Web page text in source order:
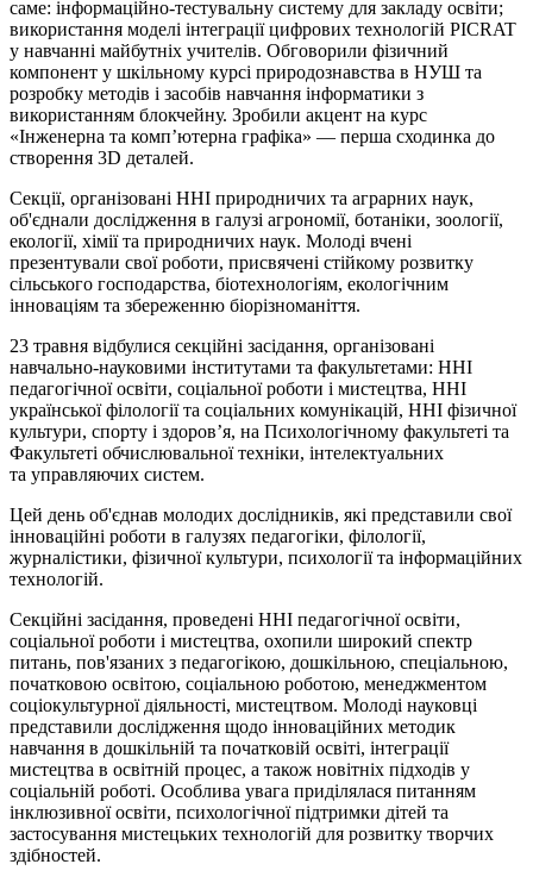
саме: інформаційно-тестувальну систему для закладу освіти;
використання моделі інтеграції цифрових технологій PICRAT
у навчанні майбутніх учителів. Обговорили фізичний
компонент у шкільному курсі природознавства в НУШ та
розробку методів і засобів навчання інформатики з
використанням блокчейну. Зробили акцент на курс
«Інженерна та комп’ютерна графіка» — перша сходинка до
створення 3D деталей.
Секції, організовані ННІ природничих та аграрних наук,
об'єднали дослідження в галузі агрономії, ботаніки, зоології,
екології, хімії та природничих наук. Молоді вчені
презентували свої роботи, присвячені стійкому розвитку
сільського господарства, біотехнологіям, екологічним
інноваціям та збереженню біорізноманіття.
23 травня відбулися секційні засідання, організовані
навчально-науковими інститутами та факультетами: ННІ
педагогічної освіти, соціальної роботи і мистецтва, ННІ
української філології та соціальних комунікацій, ННІ фізичної
культури, спорту і здоров’я, на Психологічному факультеті та
Факультеті обчислювальної техніки, інтелектуальних
та управляючих систем.
Цей день об'єднав молодих дослідників, які представили свої
інноваційні роботи в галузях педагогіки, філології,
журналістики, фізичної культури, психології та інформаційних
технологій.
Секційні засідання, проведені ННІ педагогічної освіти,
соціальної роботи і мистецтва, охопили широкий спектр
питань, пов'язаних з педагогікою, дошкільною, спеціальною,
початковою освітою, соціальною роботою, менеджментом
соціокультурної діяльності, мистецтвом. Молоді науковці
представили дослідження щодо інноваційних методик
навчання в дошкільній та початковій освіті, інтеграції
мистецтва в освітній процес, а також новітніх підходів у
соціальній роботі. Особлива увага приділялася питанням
інклюзивної освіти, психологічної підтримки дітей та
застосування мистецьких технологій для розвитку творчих
здібностей.